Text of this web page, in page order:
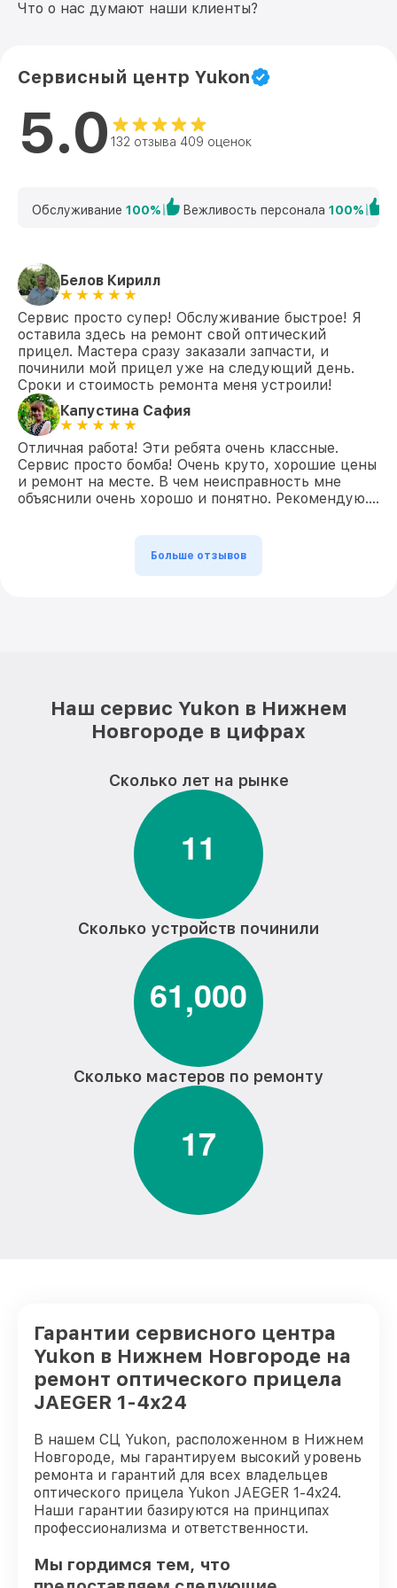
Что о нас думают наши клиенты?
Сервисный центр Yukon
5.0 132 отзыва 409 оценок
Обслуживание 100% Вежливость персонала 100%
Белов Кирилл
Сервис просто супер! Обслуживание быстрое! Я
оставила здесь на ремонт свой оптический
прицел. Мастера сразу заказали запчасти, и
починили мой прицел уже на следующий день.
Сроки и стоимость ремонта меня устроили!
Капустина Сафия
Отличная работа! Эти ребята очень классные.
Сервис просто бомба! Очень круто, хорошие цены
и ремонт на месте. В чем неисправность мне
объяснили очень хорошо и понятно. Рекомендую….
Больше отзывов
Наш сервис Yukon в Нижнем
Новгороде в цифрах
Сколько лет на рынке
11
Сколько устройств починили
61,000
Сколько мастеров по ремонту
17
Гарантии сервисного центра
Yukon в Нижнем Новгороде на
ремонт оптического прицела
JAEGER 1-4x24
В нашем СЦ Yukon, расположенном в Нижнем
Новгороде, мы гарантируем высокий уровень
ремонта и гарантий для всех владельцев
оптического прицела Yukon JAEGER 1-4x24.
Наши гарантии базируются на принципах
профессионализма и ответственности.
Мы гордимся тем, что